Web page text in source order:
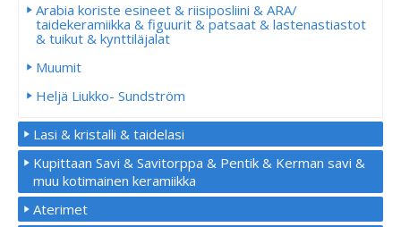
Arabia koriste esineet & riisiposliini & ARA/
taidekeramiikka & figuurit & patsaat & lastenastiastot
& tuikut & kynttiläjalat
Muumit
Heljä Liukko- Sundström
Lasi & kristalli & taidelasi
Kupittaan Savi & Savitorppa & Pentik & Kerman savi &
muu kotimainen keramiikka
Aterimet